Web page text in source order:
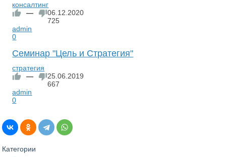
консалтинг
—
06.12.2020
725
admin
0
Семинар "Цель и Стратегия"
стратегия
—
25.06.2019
667
admin
0
Категории